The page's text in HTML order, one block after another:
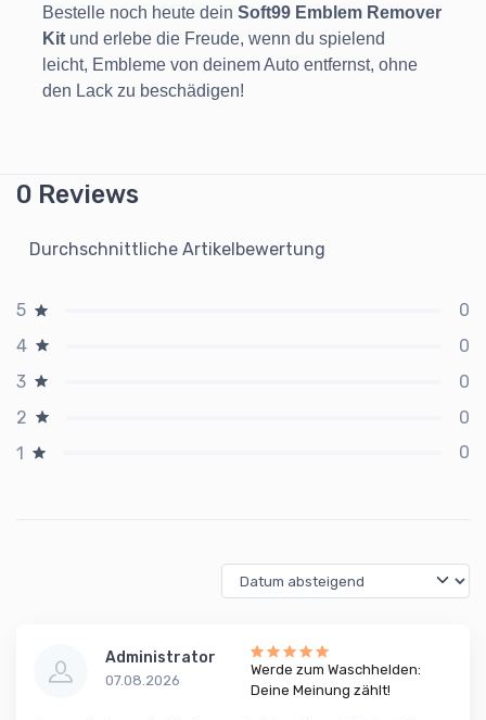
Bestelle noch heute dein Soft99 Emblem Remover
Kit und erlebe die Freude, wenn du spielend
leicht, Embleme von deinem Auto entfernst, ohne
den Lack zu beschädigen!
0 Reviews
Durchschnittliche Artikelbewertung
5
0
4
0
3
0
2
0
1
0
Administrator
07.08.2026
Werde zum Waschhelden:
Deine Meinung zählt!